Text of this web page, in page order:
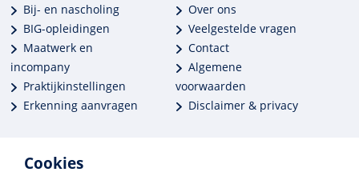
Cookies
Bij- en nascholing
BIG-opleidingen
Maatwerk en
incompany
Praktijkinstellingen
Erkenning aanvragen
Over ons
Veelgestelde vragen
Contact
Algemene
voorwaarden
Disclaimer & privacy